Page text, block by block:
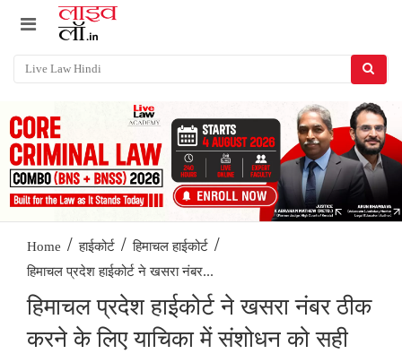
Home / हाईकोर्ट / हिमाचल हाईकोर्ट /
हिमाचल प्रदेश हाईकोर्ट ने खसरा नंबर...
हिमाचल प्रदेश हाईकोर्ट ने खसरा नंबर ठीक
करने के लिए याचिका में संशोधन को सही